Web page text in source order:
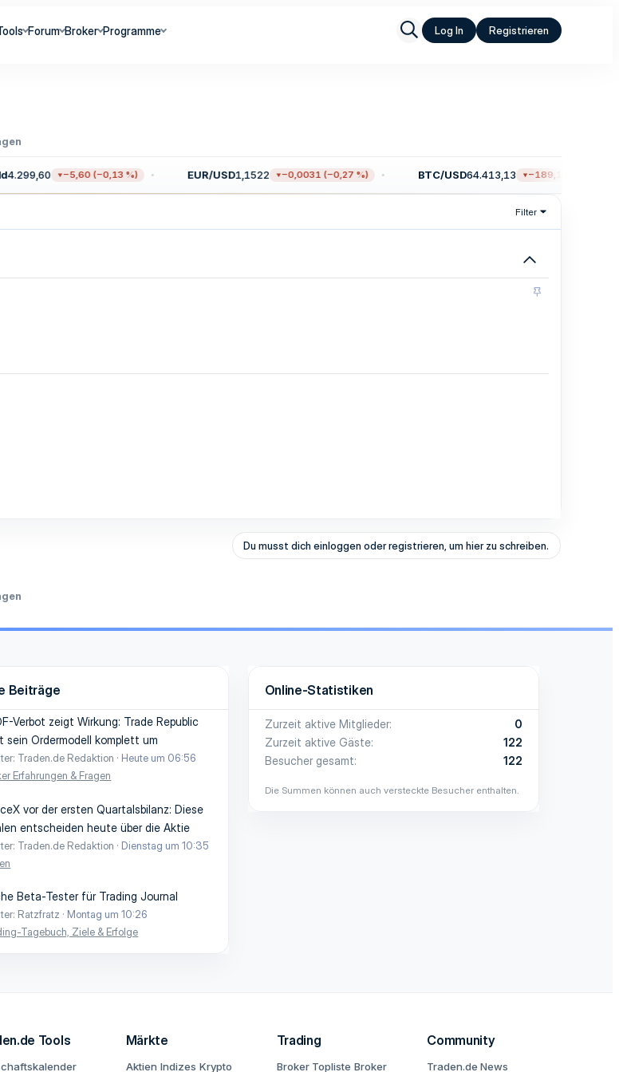
Forum Broker Programme Log In Registrieren
−5,60 (−0,13 %) EUR/USD1,1522 −0,0031 (−0,27 %) BTC/USD64.413,13 −189,19 (−0,29 %)
Filter
A
Du musst dich einloggen oder registrieren, um hier zu schreiben.
Beiträge
Verbot zeigt Wirkung: Trade Republic
sein Ordermodell komplett um
Traden.de Redaktion
Heute um 06:56
Erfahrungen & Fragen
vor der ersten Quartalsbilanz: Diese
entscheiden heute über die Aktie
Traden.de Redaktion
Dienstag um 10:35
Beta-Tester für Trading Journal
Ratzfratz
Montag um 10:26
Tagebuch, Ziele & Erfolge
Online-Statistiken
Zurzeit aktive Mitglieder
0
Zurzeit aktive Gäste
122
Besucher gesamt
122
Die Summen können auch versteckte Besucher enthalten.
Tools Märkte
Aktien Indizes Krypto
Trading
Broker Topliste Broker
Community
Traden.de News